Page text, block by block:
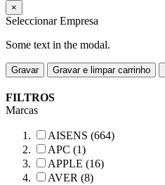
×
Seleccionar Empresa
Some text in the modal.
Gravar Gravar e limpar carrinho
FILTROS
Marcas
AISENS (664)
APC (1)
APPLE (16)
AVER (8)